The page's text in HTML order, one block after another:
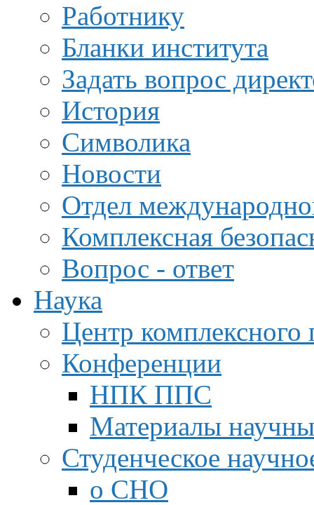
Работнику
Бланки института
Задать вопрос
История
Символика
Новости
Отдел
Комплексная
Вопрос - ответ
Наука
Центр
Конференции
НПК ППС
Материалы
Студенческое
о СНО